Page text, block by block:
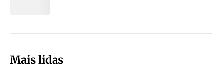
Mais lidas